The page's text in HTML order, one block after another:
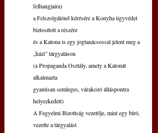
felhangjaira)
a Felszolgálónő kérésére a Konyha ügyvédet
biztosított a részére
és a Katona is egy jogtanácsossal jelent meg a
„házi” tárgyaláson
(a Propaganda Osztály, amely a Katonát
alkalmazta
gyanúsan semleges, várakozó álláspontra
helyezkedett)
A Fegyelmi Bizottság vezetője, mint egy bíró,
vezette a tárgyalást